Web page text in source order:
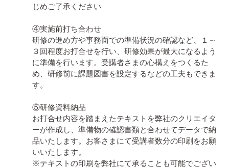
じめご了承ください
④実施前打ち合わせ
研修の進め方や事務面での準備状況の確認など、１～
３回程度お打合せを行い、研修効果が最大になるよう
に準備を行います。受講者さまの心構えをつくるた
め、研修前に課題図書を設定するなどの工夫もできま
す。
⑤研修資料納品
お打合せ内容を踏まえたテキストを弊社のクリエイタ
ーが作成し、準備物の確認書類と合わせてデータで納
品いたします。お客さまにて受講者数分の印刷をお願
いいたします。
※テキストの印刷を弊社にて承ることも可能でござい